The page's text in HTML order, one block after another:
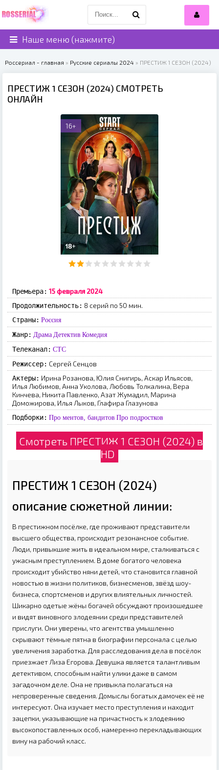
Наше меню (нажмите)
Россериал - главная » Русские сериалы 2024 » ПРЕСТИЖ 1 СЕЗОН (2024)
ПРЕСТИЖ 1 СЕЗОН (2024) СМОТРЕТЬ
ОНЛАЙН
16+
Премьера: 15 февраля 2024
Продолжительность: 8 серий по 50 мин.
Страны: Россия
Жанр: Драма Детектив Комедия
Телеканал: СТС
Режиссер: Сергей Сенцов
Актеры: Ирина Розанова, Юлия Снигирь, Аскар Ильясов,
Илья Любимов, Анна Уколова, Любовь Толкалина, Вера
Кинчева, Никита Павленко, Азат Жумадил, Марина
Доможирова, Илья Лыков, Глафира Глазунова
Подборки: Про ментов, бандитов Про подростков
Смотреть ПРЕСТИЖ 1 СЕЗОН (2024) в
HD
ПРЕСТИЖ 1 СЕЗОН (2024)
описание сюжетной линии:
В престижном посёлке, где проживают представители
высшего общества, происходит резонансное событие.
Люди, привыкшие жить в идеальном мире, сталкиваться с
ужасным преступлением. В доме богатого человека
происходит убийство няни детей, что становится главной
новостью в жизни политиков, бизнесменов, звёзд шоу-
бизнеса, спортсменов и других влиятельных личностей.
Шикарно одетые жёны богачей обсуждают произошедшее
и видят виновного злодеянии среди представителей
прислуги. Они уверены, что агентства умышленно
скрывают тёмные пятна в биографии персонала с целью
увеличения заработка. Для расследования дела в посёлок
приезжает Лиза Егорова. Девушка является талантливым
детективом, способным найти улики даже в самом
загадочном деле. Она не привыкла полагаться на
непроверенные сведения. Домыслы богатых дамочек её не
интересуют. Она изучает место преступления и находит
зацепки, указывающие на причастность к злодеянию
высокопоставленных особ, намеренно перекладывающих
вину на рабочий класс.